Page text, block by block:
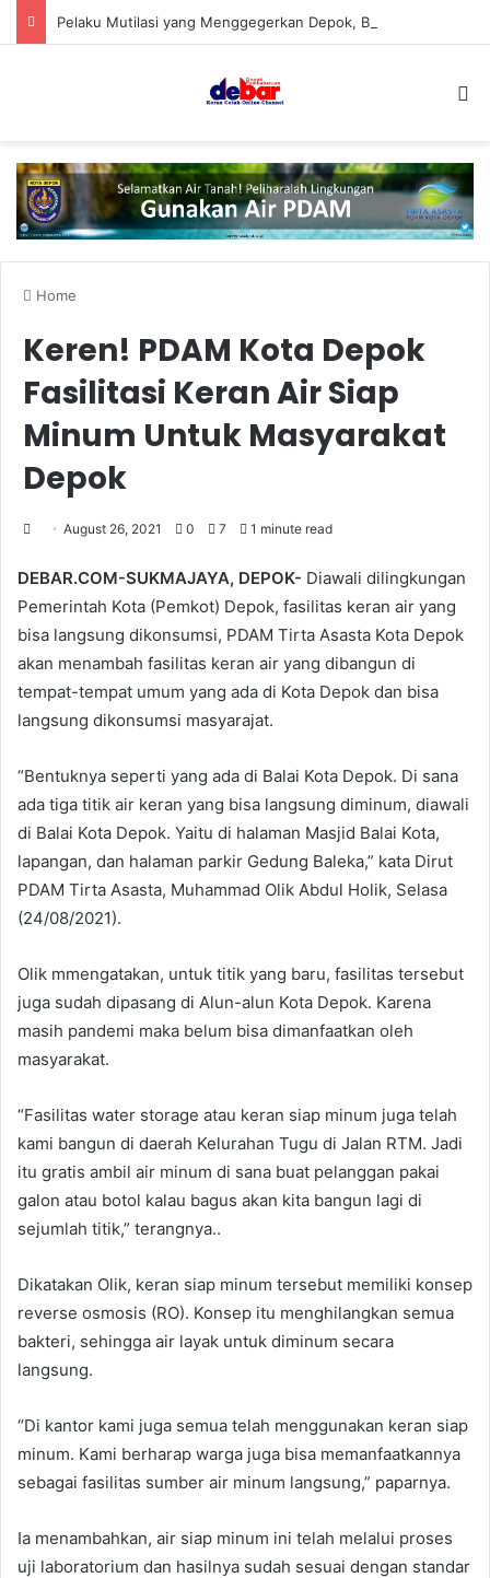
Home
Keren! PDAM Kota Depok
Fasilitasi Keran Air Siap
Minum Untuk Masyarakat
Depok
August 26, 2021 0 7 1 minute read
DEBAR.COM-SUKMAJAYA, DEPOK- Diawali dilingkungan
Pemerintah Kota (Pemkot) Depok, fasilitas keran air yang
bisa langsung dikonsumsi, PDAM Tirta Asasta Kota Depok
akan menambah fasilitas keran air yang dibangun di
tempat-tempat umum yang ada di Kota Depok dan bisa
langsung dikonsumsi masyarajat.
“Bentuknya seperti yang ada di Balai Kota Depok. Di sana
ada tiga titik air keran yang bisa langsung diminum, diawali
di Balai Kota Depok. Yaitu di halaman Masjid Balai Kota,
lapangan, dan halaman parkir Gedung Baleka,” kata Dirut
PDAM Tirta Asasta, Muhammad Olik Abdul Holik, Selasa
(24/08/2021).
Olik mmengatakan, untuk titik yang baru, fasilitas tersebut
juga sudah dipasang di Alun-alun Kota Depok. Karena
masih pandemi maka belum bisa dimanfaatkan oleh
masyarakat.
“Fasilitas water storage atau keran siap minum juga telah
kami bangun di daerah Kelurahan Tugu di Jalan RTM. Jadi
itu gratis ambil air minum di sana buat pelanggan pakai
galon atau botol kalau bagus akan kita bangun lagi di
sejumlah titik,” terangnya..
Dikatakan Olik, keran siap minum tersebut memiliki konsep
reverse osmosis (RO). Konsep itu menghilangkan semua
bakteri, sehingga air layak untuk diminum secara
langsung.
“Di kantor kami juga semua telah menggunakan keran siap
minum. Kami berharap warga juga bisa memanfaatkannya
sebagai fasilitas sumber air minum langsung,” paparnya.
Ia menambahkan, air siap minum ini telah melalui proses
uji laboratorium dan hasilnya sudah sesuai dengan standar